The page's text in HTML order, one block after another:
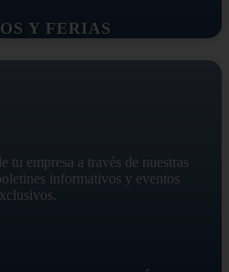
Y FERIAS
tu empresa a través de nuestras
informativos y eventos